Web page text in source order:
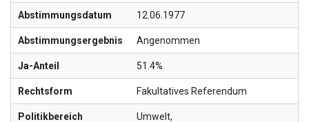
Abstimmungsdatum 12.06.1977
Abstimmungsergebnis Angenommen
Ja-Anteil 51.4%
Rechtsform Fakultatives Referendum
Politikbereich Umwelt,